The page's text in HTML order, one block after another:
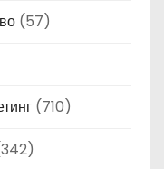
(57)
(710)